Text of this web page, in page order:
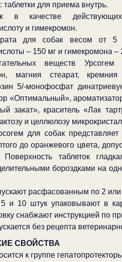
для приема внутрь.
в качестве
и гимекромон.
для собак весом от 5
– 150 мг и гимекромона –
веществ
магния стеарат,
5/-монофосфат
«Оптимальный»,
закат», краситель «Лак
и целлюлозу
для собак представляет
до оранжевого цвета,
Поверхность таблеток
бороздками на
расфасованным по 2 или
и 10 штук упаковывают в
снабжают инструкцией по
без рецепта
СВОЙСТВА
к группе